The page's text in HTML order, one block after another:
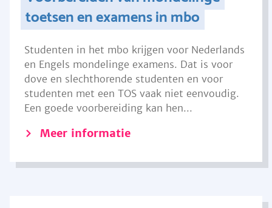
toetsen en examens in mbo
Studenten in het mbo krijgen voor Nederlands
en Engels mondelinge examens. Dat is voor
dove en slechthorende studenten en voor
studenten met een TOS vaak niet eenvoudig.
Een goede voorbereiding kan hen...
Meer informatie